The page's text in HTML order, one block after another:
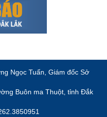
Ngọc Tuấn, Giám đốc Sở
Buôn ma Thuột, tỉnh Đắk